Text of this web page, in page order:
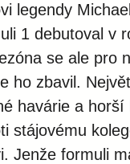
legendy
1 debutoval v
se ale pro
ho zbavil.
havárie a horší
stájovému
Jenže formuli